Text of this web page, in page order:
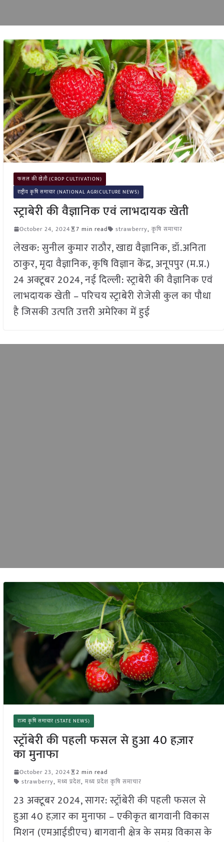
फसल की खेती (CROP CULTIVATION)
राष्ट्रीय कृषि समाचार (NATIONAL AGRICULTURE NEWS)
स्ट्राबेरी की वैज्ञानिक एवं लाभदायक खेती
October 24, 2024 7 min read strawberry, कृषि समाचार
लेखक: सुनील कुमार राठौर, खाद्य वैज्ञानिक, डॉ.अनिता
ठाकुर, मृदा वैज्ञानिक, कृषि विज्ञान केंद्र, अनूपपुर (म.प्र.)
24 अक्टूबर 2024, नई दिल्ली: स्ट्राबेरी की वैज्ञानिक एवं
लाभदायक खेती – परिचय स्ट्राबेरी रोजेसी कुल का पौधा
है जिसकी उत्पति उत्तरी अमेरिका में हुई
राज्य कृषि समाचार (STATE NEWS)
स्ट्रॉबेरी की पहली फसल से हुआ 40 हज़ार
का मुनाफा
October 23, 2024
2 min read
strawberry, मध्य प्रदेश, मध्य प्रदेश कृषि समाचार
23 अक्टूबर 2024, सागर: स्ट्रॉबेरी की पहली फसल से
हुआ 40 हज़ार का मुनाफा – एकीकृत बागवानी विकास
मिशन (एमआईडीएच) बागवानी क्षेत्र के समग्र विकास के